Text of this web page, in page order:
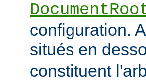
configuration.
situés en
constituent